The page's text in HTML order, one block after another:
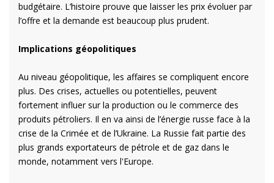
budgétaire. L’histoire prouve que laisser les prix évoluer par
l’offre et la demande est beaucoup plus prudent.
Implications géopolitiques
Au niveau géopolitique, les affaires se compliquent encore
plus. Des crises, actuelles ou potentielles, peuvent
fortement influer sur la production ou le commerce des
produits pétroliers. Il en va ainsi de l’énergie russe face à la
crise de la Crimée et de l’Ukraine. La Russie fait partie des
plus grands exportateurs de pétrole et de gaz dans le
monde, notamment vers l'Europe.